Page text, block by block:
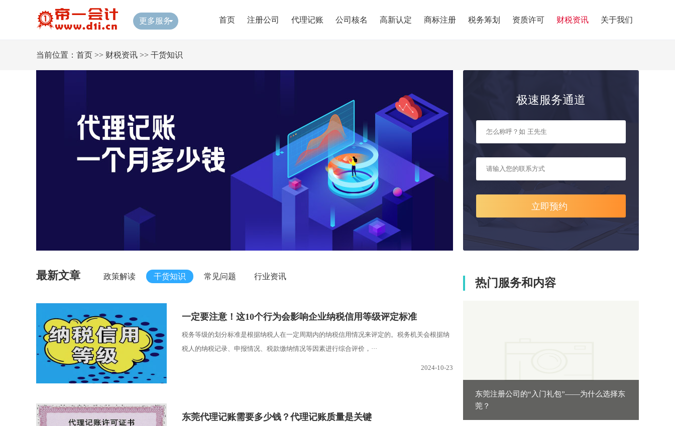
更多服务 首页 注册公司 代理记账 公司核名 高新认定 商标注册 税务筹划 资质许可 财税资讯 关于我们
当前位置： 首页 >> 财税资讯 >> 干货知识
极速服务通道
最新文章 政策解读 干货知识 常见问题 行业资讯
一定要注意！这10个行为会影响企业纳税信用等级评定标准
税务等级的划分标准是根据纳税人在一定周期内的纳税信用情况来评定的。税务机关会根据纳
税人的纳税记录、申报情况、税款缴纳情况等因素进行综合评价，···
2024-10-23
东莞代理记账需要多少钱？代理记账质量是关键
热门服务和内容
东莞注册公司的“入门礼包”——为什么选择东
莞？